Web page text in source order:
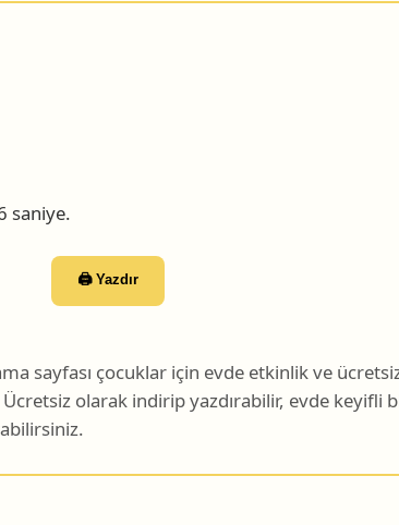
olarak indirip yazdırabilir, evde keyifli bir